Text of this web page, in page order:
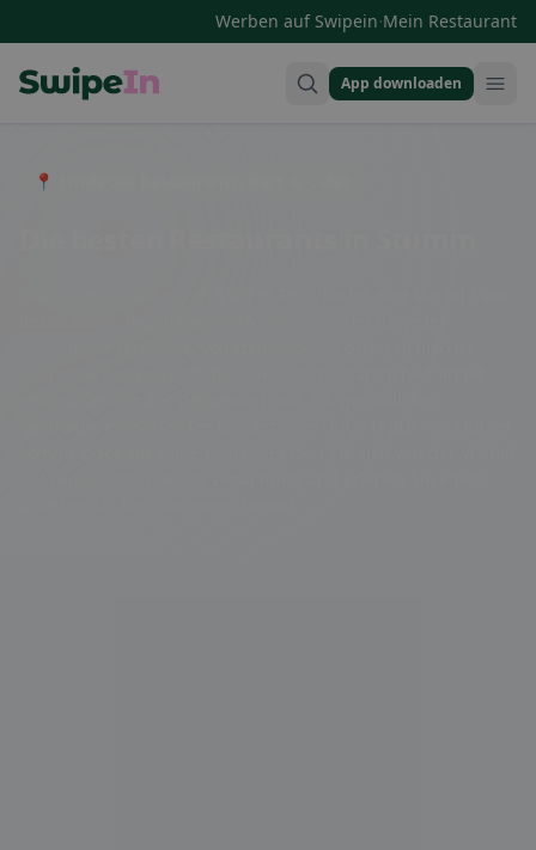
Werben auf Swipein·Mein Restaurant
App downloaden
📍 Entdecke Restaurants, Bars & Cafés